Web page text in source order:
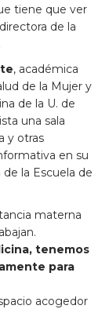
tiene que ver
de la
, académica
de la Mujer y
de la U. de
una sala
y otras
en su
la Escuela de
materna
tenemos
para
acogedor